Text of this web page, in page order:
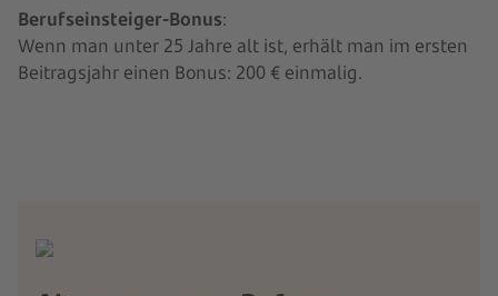
Berufseinsteiger-Bonus:
Wenn man unter 25 Jahre alt ist, erhält man im ersten
Beitragsjahr einen Bonus: 200 € einmalig.